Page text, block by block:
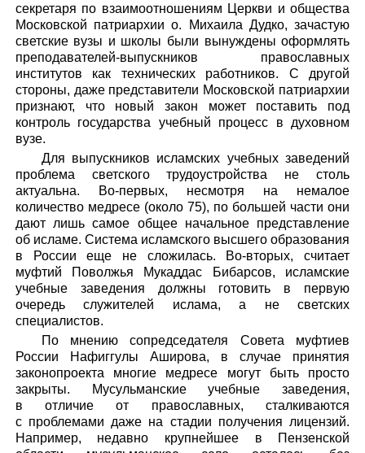
секретаря по взаимоотношениям Церкви и общества
Московской патриархии о. Михаила Дудко, зачастую
светские вузы и школы были вынуждены оформлять
преподавателей-выпускников православных
институтов как технических работников. С другой
стороны, даже представители Московской патриархии
признают, что новый закон может поставить под
контроль государства учебный процесс в духовном
вузе.
Для выпускников исламских учебных заведений
проблема светского трудоустройства не столь
актуальна. Во-первых, несмотря на немалое
количество медресе (около 75), по большей части они
дают лишь самое общее начальное представление
об исламе. Система исламского высшего образования
в России еще не сложилась. Во-вторых, считает
муфтий Поволжья Мукаддас Бибарсов, исламские
учебные заведения должны готовить в первую
очередь служителей ислама, а не светских
специалистов.
По мнению сопредседателя Совета муфтиев
России Нафиггулы Аширова, в случае принятия
законопроекта многие медресе могут быть просто
закрыты. Мусульманские учебные заведения,
в отличие от православных, сталкиваются
с проблемами даже на стадии получения лицензий.
Например, недавно крупнейшее в Пензенской